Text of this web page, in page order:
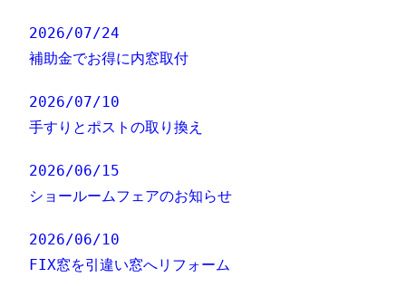
2026/07/24
補助金でお得に内窓取付
2026/07/10
手すりとポストの取り換え
2026/06/15
ショールームフェアのお知らせ
2026/06/10
FIX窓を引違い窓へリフォーム